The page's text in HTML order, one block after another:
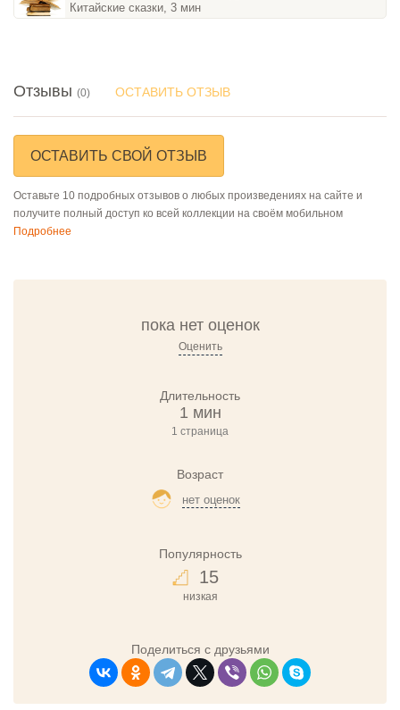
Китайские сказки, 3 мин
Отзывы (0) ОСТАВИТЬ ОТЗЫВ
ОСТАВИТЬ СВОЙ ОТЗЫВ
Оставьте 10 подробных отзывов о любых произведениях на сайте и
получите полный доступ ко всей коллекции на своём мобильном
Подробнее
пока нет оценок
Оценить
Длительность
1 мин
1 страница
Возраст
нет оценок
Популярность
15
низкая
Поделиться с друзьями